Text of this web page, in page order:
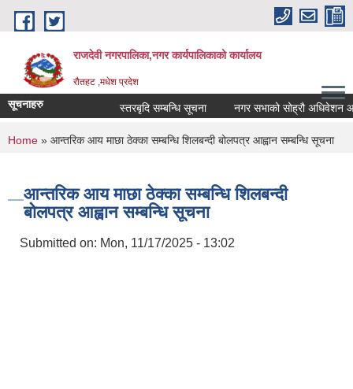
Skip to main content
राजदेवी नगरपालिका,नगर कार्यपालिकाको कार्यालय
रौतहट ,मधेश प्रदेश
सूचनाहरु स्तरबृदि सम्बन्धि सूचना नगर सभाको सोह्रौ अधिवेशन
You are here
Home » आन्तरिक आय माछा ठेक्का सम्बन्धि शिलबन्दी बोलपत्र आह्वान सम्बन्धि सूचना
आन्तरिक आय माछा ठेक्का सम्बन्धि शिलबन्दी
बोलपत्र आह्वान सम्बन्धि सूचना
Submitted on: Mon, 11/17/2025 - 13:02